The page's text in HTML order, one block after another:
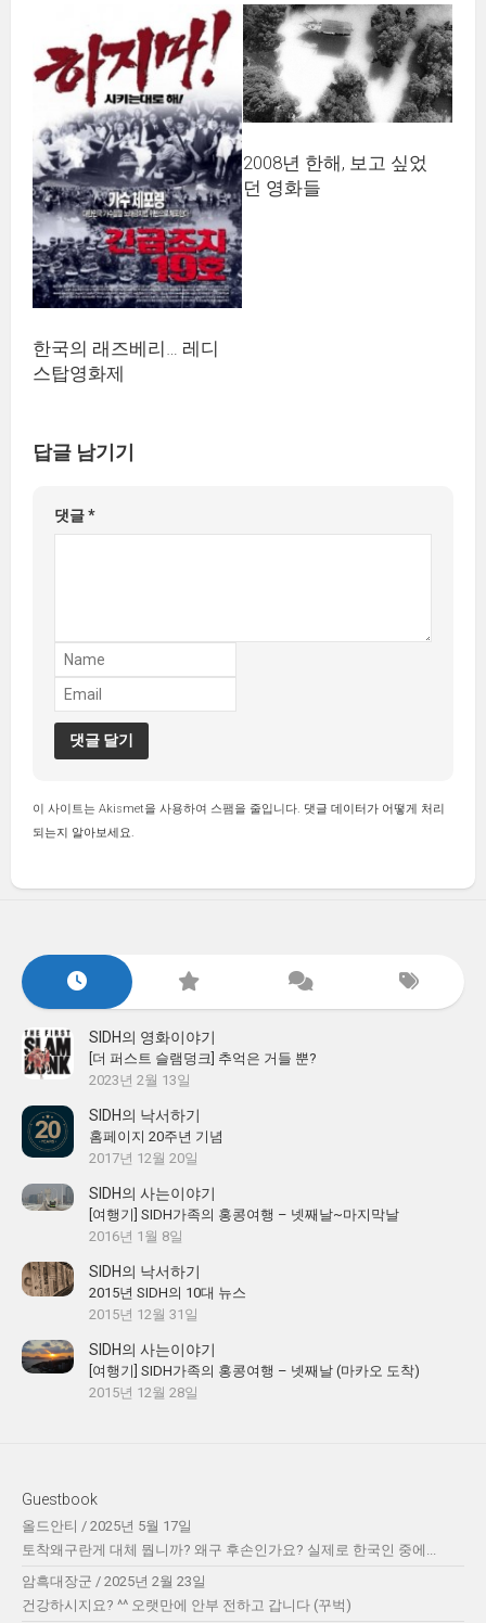
한국의 래즈베리… 레디
스탑영화제
2008년 한해, 보고 싶었
던 영화들
답글 남기기
댓글*
이 사이트는 Akismet을 사용하여 스팸을 줄입니다. 댓글 데이터가 어떻게 처리
되는지 알아보세요.
SIDH의 영화이야기
[더 퍼스트 슬램덩크] 추억은 거들 뿐?
2023년 2월 13일
SIDH의 낙서하기
홈페이지 20주년 기념
2017년 12월 20일
SIDH의 사는이야기
[여행기] SIDH가족의 홍콩여행 – 넷째날~마지막날
2016년 1월 8일
SIDH의 낙서하기
2015년 SIDH의 10대 뉴스
2015년 12월 31일
SIDH의 사는이야기
[여행기] SIDH가족의 홍콩여행 – 넷째날 (마카오 도착)
2015년 12월 28일
Guestbook
올드안티 / 2025년 5월 17일
토착왜구란게 대체 뭡니까? 왜구 후손인가요? 실제로 한국인 중에...
암흑대장군 / 2025년 2월 23일
건강하시지요? ^^ 오랫만에 안부 전하고 갑니다 (꾸벅)